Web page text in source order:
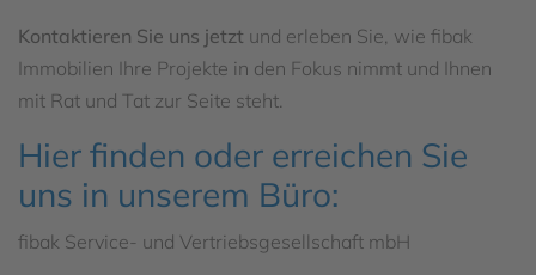
Kontaktieren Sie uns jetzt und erleben Sie, wie fibak
Immobilien Ihre Projekte in den Fokus nimmt und Ihnen
mit Rat und Tat zur Seite steht.
Hier finden oder erreichen Sie
uns in unserem Büro:
fibak Service- und Vertriebsgesellschaft mbH